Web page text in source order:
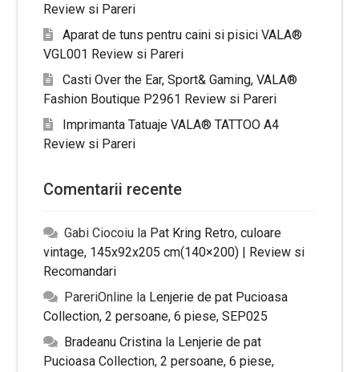
Review si Pareri
Aparat de tuns pentru caini si pisici VALA®
VGL001 Review si Pareri
Casti Over the Ear, Sport& Gaming, VALA®
Fashion Boutique P2961 Review si Pareri
Imprimanta Tatuaje VALA® TATTOO A4
Review si Pareri
Comentarii recente
Gabi Ciocoiu la Pat Kring Retro, culoare
vintage, 145x92x205 cm(140×200) | Review si
Recomandari
PareriOnline la Lenjerie de pat Pucioasa
Collection, 2 persoane, 6 piese, SEP025
Bradeanu Cristina la Lenjerie de pat
Pucioasa Collection, 2 persoane, 6 piese,